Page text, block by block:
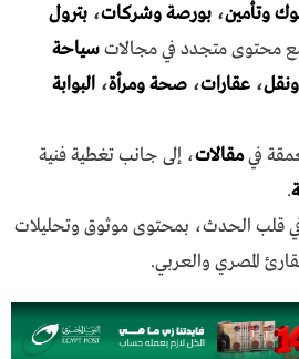
وتأمين، بورصة وشركات، بترول
محتوى متجدد في مجالاتسياحة
، عقارات، صحة ومرأة، البوابة
فيمقالات، إلى جانب تغطية فنية
.
في قلب الحدث، بمحتوى موثوق وتحليلات
المصري والعربي.